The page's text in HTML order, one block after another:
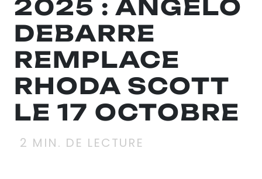
2025 : ANGELO
DEBARRE
REMPLACE
RHODA SCOTT
LE 17 OCTOBRE
2 MIN. DE LECTURE